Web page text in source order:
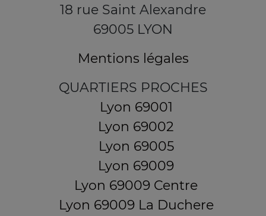
18 rue Saint Alexandre
69005 LYON
Mentions légales
QUARTIERS PROCHES
Lyon 69001
Lyon 69002
Lyon 69005
Lyon 69009
Lyon 69009 Centre
Lyon 69009 La Duchere